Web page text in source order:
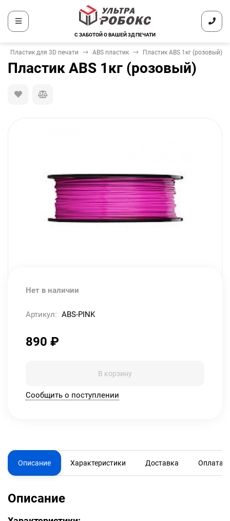
С ЗАБОТОЙ О ВАШЕЙ 3Д ПЕЧАТИ
Пластик для 3D печати ABS пластик Пластик ABS 1кг (розовый)
Пластик ABS 1кг (розовый)
Нет в наличии
Артикул: ABS-PINK
890 ₽
В корзину
Сообщить о поступлении
Описание Характеристики Доставка Оплата
Описание